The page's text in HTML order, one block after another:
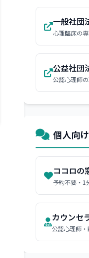
一般社団
心理臨床の
公益社団
公認心理師
個人向
ココロの
予約不要・1
カウンセ
公認心理師